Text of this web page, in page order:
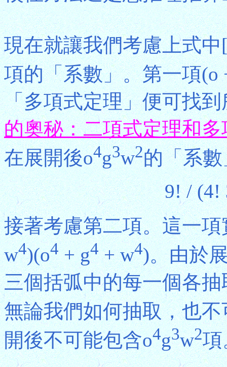
現在就讓我們考慮上式
項的「系數」。第一項(o
「多項式定理」便可找
的奧秘：二項式定理和
在展開後o4g3w2的「系
9! / (4!
接著考慮第二項。這一
w4)(o4+ g4+ w4)。由於
三個括弧中的每一個各
無論我們如何抽取，也不
開後不可能包含o4g3w2項